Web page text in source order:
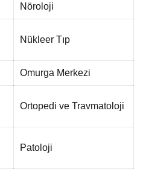
Nöroloji
Nükleer Tıp
Omurga Merkezi
Ortopedi ve Travmatoloji
Patoloji